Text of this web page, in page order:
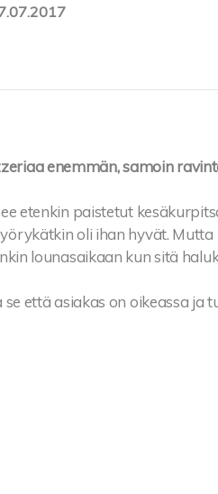
enemmän, samoin
etenkin paistetut
oli ihan hyvät. Mutta
lounasaikaan kun sitä
että asiakas on oikeassa ja